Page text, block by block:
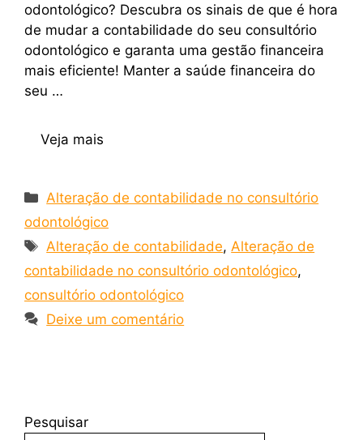
odontológico? Descubra os sinais de que é hora
de mudar a contabilidade do seu consultório
odontológico e garanta uma gestão financeira
mais eficiente! Manter a saúde financeira do
seu …
Veja mais
Alteração de contabilidade no consultório
odontológico
Alteração de contabilidade,Alteração de
contabilidade no consultório odontológico,
consultório odontológico
Deixe um comentário
Pesquisar